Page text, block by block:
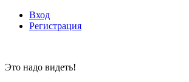
Вход
Регистрация
Это надо видеть!